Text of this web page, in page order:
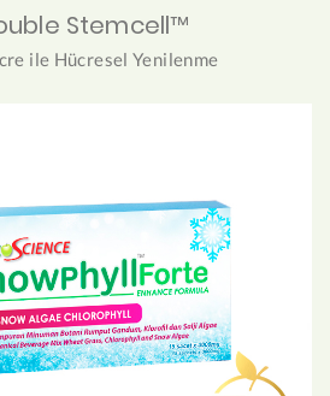
Stemcell™
ile Hücresel Yenilenme